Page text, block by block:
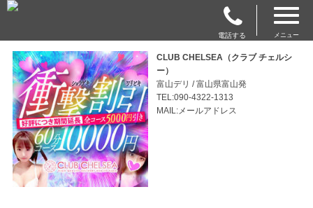
電話する メニュー
CLUB CHELSEA（クラブ チェルシ
ー）
富山デリ / 富山県富山発
TEL:090-4322-1313
MAIL:メールアドレス